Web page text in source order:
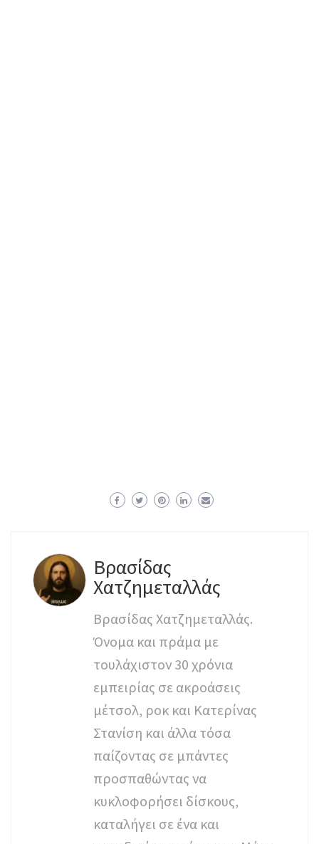
Βρασίδας
Χατζημεταλλάς
Βρασίδας Χατζημεταλλάς.
Όνομα και πράμα με
τουλάχιστον 30 χρόνια
εμπειρίας σε ακροάσεις
μέτσολ, ροκ και Κατερίνας
Στανίση και άλλα τόσα
παίζοντας σε μπάντες
προσπαθώντας να
κυκλοφορήσει δίσκους,
καταλήγει σε ένα και